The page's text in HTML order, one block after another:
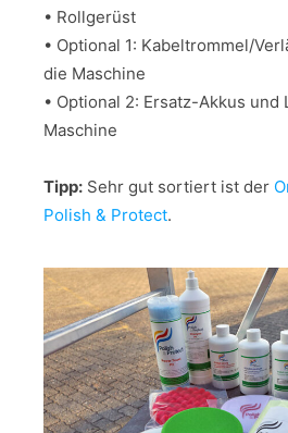
• Rollgerüst
• Optional 1: Kabeltrommel/
die Maschine
• Optional 2: Ersatz-Akkus und
Maschine
Tipp: Sehr gut sortiert ist der
Polish & Protect.